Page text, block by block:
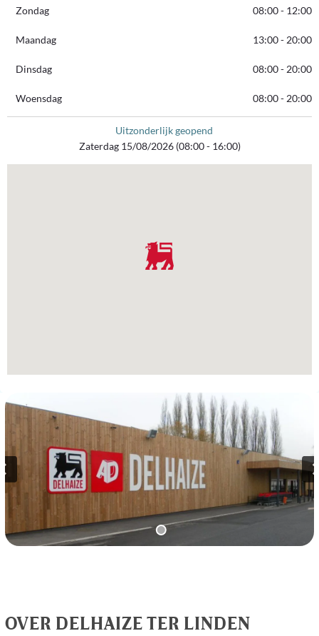
Zondag 08:00 - 12:00
Maandag 13:00 - 20:00
Dinsdag 08:00 - 20:00
Woensdag 08:00 - 20:00
Uitzonderlijk geopend
Zaterdag 15/08/2026 (08:00 - 16:00)
OVER DELHAIZE TER LINDEN